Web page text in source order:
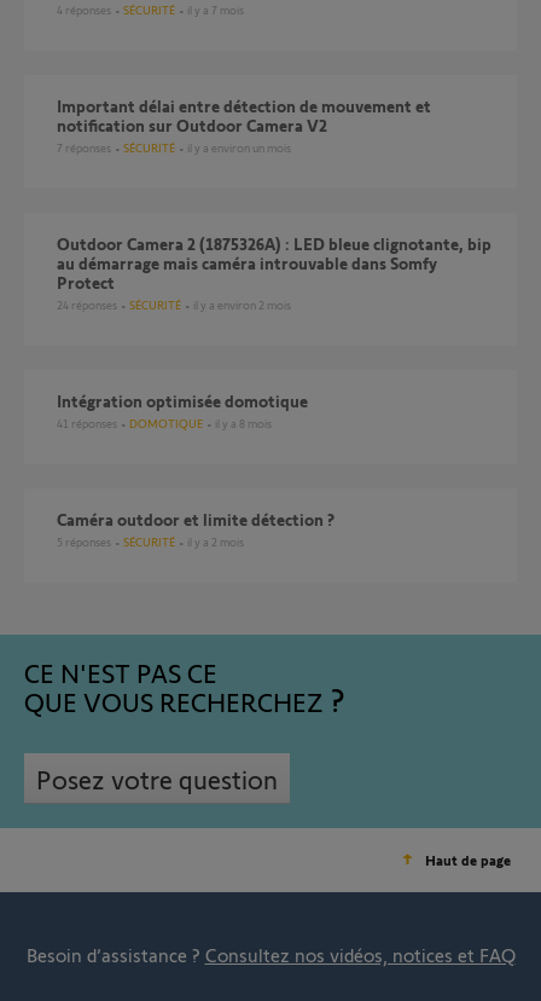
4 réponses SÉCURITÉ il y a 7 mois
Important délai entre détection de mouvement et
notification sur Outdoor Camera V2
7 réponses SÉCURITÉ il y a environ un mois
Outdoor Camera 2 (1875326A) : LED bleue clignotante, bip
au démarrage mais caméra introuvable dans Somfy
Protect
24 réponses SÉCURITÉ il y a environ 2 mois
Intégration optimisée domotique
41 réponses DOMOTIQUE il y a 8 mois
Caméra outdoor et limite détection ?
5 réponses SÉCURITÉ il y a 2 mois
CE N'EST PAS CE
QUE VOUS RECHERCHEZ
Posez votre question
Haut de page
Besoin d’assistance ? Consultez nos vidéos, notices et FAQ